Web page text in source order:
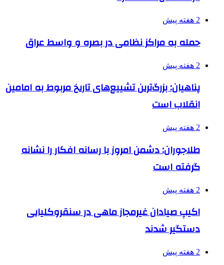
2 هفته پیش
حمله به مراکز نظامی در بصره و واسط عراق
2 هفته پیش
پناهیان: بزرگ‌ترین تشییع‌های تاریخ مربوط به امامین
انقلاب است
2 هفته پیش
طلاجوران: دشمن امروز با رسانه افکار را نشانه
گرفته است
2 هفته پیش
اکیپ صیادان غیرمجاز ماهی در سنقروکلیایی
دستگیر شدند
2 هفته پیش